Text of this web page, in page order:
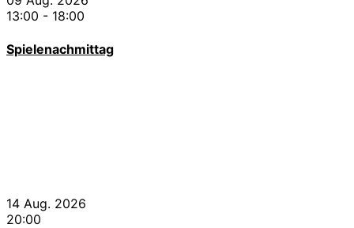
13:00 - 18:00
Spielenachmittag
14 Aug. 2026
20:00